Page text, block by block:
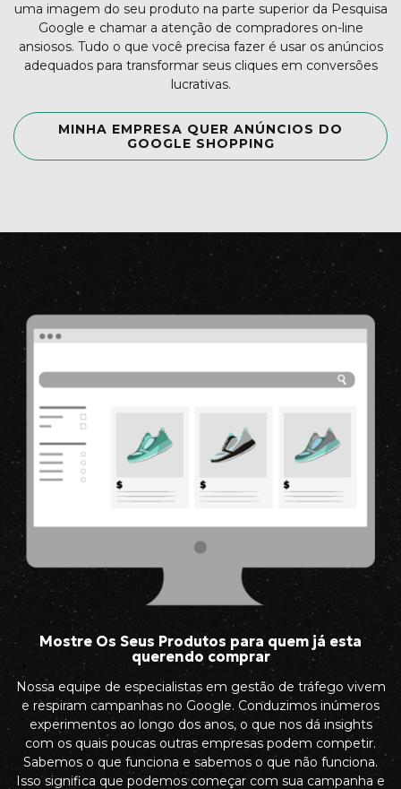
uma imagem do seu produto na parte superior da Pesquisa
Google e chamar a atenção de compradores on-line
ansiosos. Tudo o que você precisa fazer é usar os anúncios
adequados para transformar seus cliques em conversões
lucrativas.
MINHA EMPRESA QUER ANÚNCIOS DO
GOOGLE SHOPPING
Mostre Os Seus Produtos para quem já esta
querendo comprar
Nossa equipe de especialistas em gestão de tráfego vivem
e respiram campanhas no Google. Conduzimos inúmeros
experimentos ao longo dos anos, o que nos dá insights
com os quais poucas outras empresas podem competir.
Sabemos o que funciona e sabemos o que não funciona.
Isso significa que podemos começar com sua campanha e